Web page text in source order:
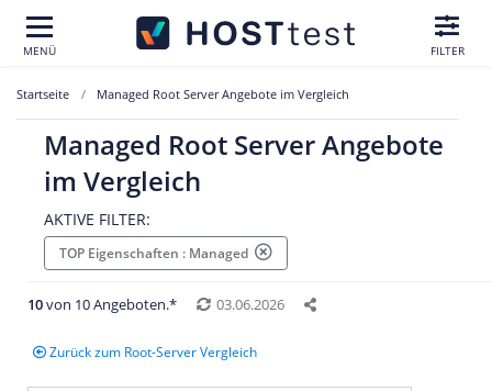
MENÜ FILTER
Startseite Managed Root Server Angebote im Vergleich
Managed Root Server Angebote
im Vergleich
AKTIVE FILTER:
TOP Eigenschaften : Managed
10von 10 Angeboten.* 03.06.2026
Zurück zum Root-Server Vergleich